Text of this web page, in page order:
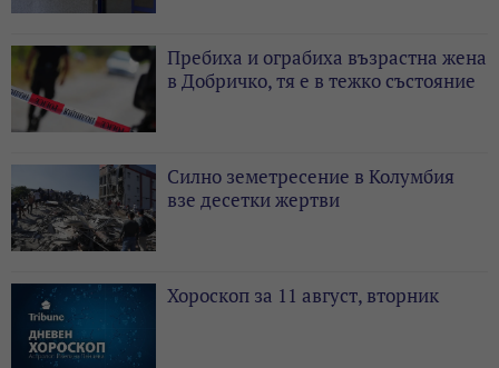
Пребиха и ограбиха възрастна жена
в Добричко, тя е в тежко състояние
Силно земетресение в Колумбия
взе десетки жертви
Хороскоп за 11 август, вторник